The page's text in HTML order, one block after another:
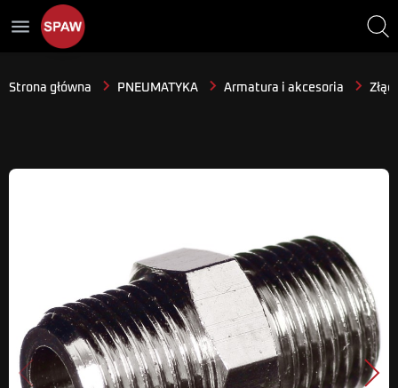
menu
Strona główna PNEUMATYKA Armatura i akcesoria
Poprzedni